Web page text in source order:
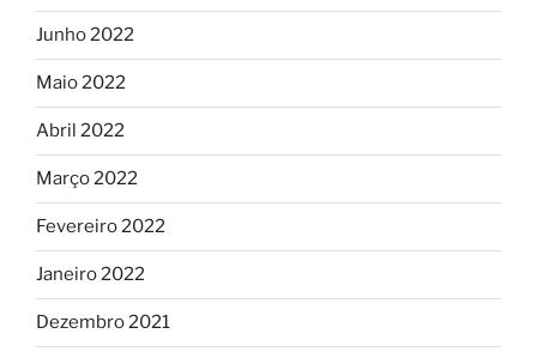
Junho 2022
Maio 2022
Abril 2022
Março 2022
Fevereiro 2022
Janeiro 2022
Dezembro 2021